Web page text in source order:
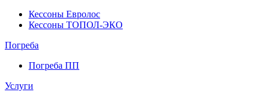
Кессоны Евролос
Кессоны ТОПОЛ-ЭКО
Погребa
Погреба ПП
Услуги